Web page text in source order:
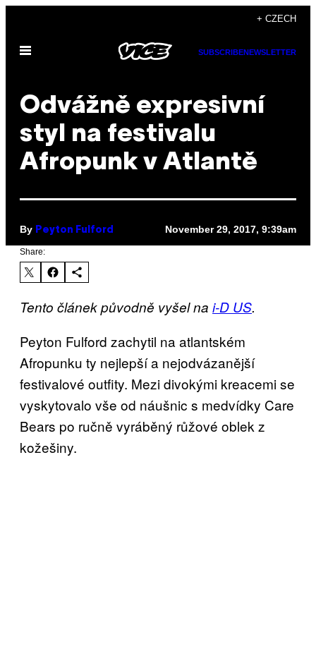
content
+ CZECH
Open
SUBSCRIBENEWSLETTER
Odvážně expresivní
styl na festivalu
Afropunk v Atlantě
By Peyton Fulford November 29, 2017, 9:39am
Share:
Tento článek původně vyšel na i-D US.
Peyton Fulford zachytil na atlantském
Afropunku ty nejlepší a nejodvázanější
festivalové outfity. Mezi divokými kreacemi se
vyskytovalo vše od náušnic s medvídky Care
Bears po ručně vyráběný růžové oblek z
kožešiny.